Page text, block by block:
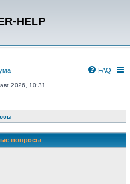
HELP
FAQ
2026, 10:31
вопросы